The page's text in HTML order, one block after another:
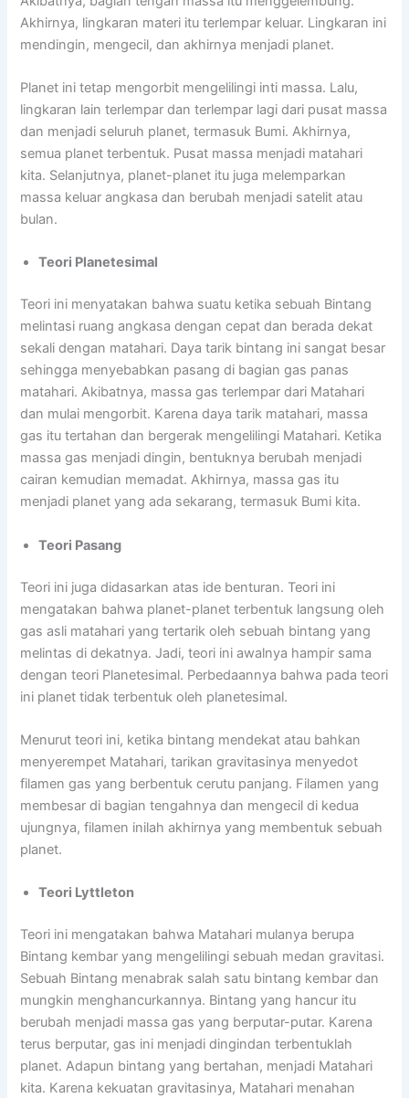
Akhirnya, lingkaran materi itu terlempar keluar. Lingkaran ini
mendingin, mengecil, dan akhirnya menjadi planet.
Planet ini tetap mengorbit mengelilingi inti massa. Lalu,
lingkaran lain terlempar dan terlempar lagi dari pusat massa
dan menjadi seluruh planet, termasuk Bumi. Akhirnya,
semua planet terbentuk. Pusat massa menjadi matahari
kita. Selanjutnya, planet-planet itu juga melemparkan
massa keluar angkasa dan berubah menjadi satelit atau
bulan.
Teori Planetesimal
Teori ini menyatakan bahwa suatu ketika sebuah Bintang
melintasi ruang angkasa dengan cepat dan berada dekat
sekali dengan matahari. Daya tarik bintang ini sangat besar
sehingga menyebabkan pasang di bagian gas panas
matahari. Akibatnya, massa gas terlempar dari Matahari
dan mulai mengorbit. Karena daya tarik matahari, massa
gas itu tertahan dan bergerak mengelilingi Matahari. Ketika
massa gas menjadi dingin, bentuknya berubah menjadi
cairan kemudian memadat. Akhirnya, massa gas itu
menjadi planet yang ada sekarang, termasuk Bumi kita.
Teori Pasang
Teori ini juga didasarkan atas ide benturan. Teori ini
mengatakan bahwa planet-planet terbentuk langsung oleh
gas asli matahari yang tertarik oleh sebuah bintang yang
melintas di dekatnya. Jadi, teori ini awalnya hampir sama
dengan teori Planetesimal. Perbedaannya bahwa pada teori
ini planet tidak terbentuk oleh planetesimal.
Menurut teori ini, ketika bintang mendekat atau bahkan
menyerempet Matahari, tarikan gravitasinya menyedot
filamen gas yang berbentuk cerutu panjang. Filamen yang
membesar di bagian tengahnya dan mengecil di kedua
ujungnya, filamen inilah akhirnya yang membentuk sebuah
planet.
Teori Lyttleton
Teori ini mengatakan bahwa Matahari mulanya berupa
Bintang kembar yang mengelilingi sebuah medan gravitasi.
Sebuah Bintang menabrak salah satu bintang kembar dan
mungkin menghancurkannya. Bintang yang hancur itu
berubah menjadi massa gas yang berputar-putar. Karena
terus berputar, gas ini menjadi dingindan terbentuklah
planet. Adapun bintang yang bertahan, menjadi Matahari
kita. Karena kekuatan gravitasinya, Matahari menahan